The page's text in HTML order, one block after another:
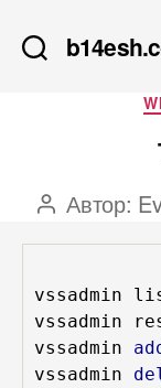
Автор
записи
Автор:
vssadmin
vssadmin
vssadmin
vssadmin